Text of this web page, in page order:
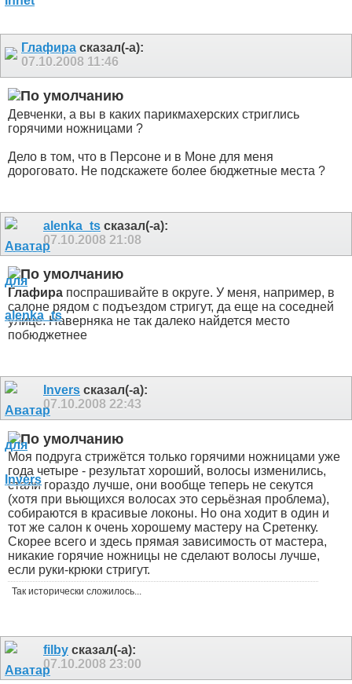
Глафира сказал(-а):
07.10.2008 11:46
Девченки, а вы в каких парикмахерских стриглись
горячими ножницами ?
Дело в том, что в Персоне и в Моне для меня
дороговато. Не подскажете более бюджетные места ?
alenka_ts сказал(-а):
07.10.2008 21:08
Глафира поспрашивайте в округе. У меня, например, в
салоне рядом с подъездом стригут, да еще на соседней
улице. Наверняка не так далеко найдется место
побюджетнее
Invers сказал(-а):
07.10.2008 22:43
Моя подруга стрижётся только горячими ножницами уже
года четыре - результат хороший, волосы изменились,
стали гораздо лучше, они вообще теперь не секутся
(хотя при вьющихся волосах это серьёзная проблема),
собираются в красивые локоны. Но она ходит в один и
тот же салон к очень хорошему мастеру на Сретенку.
Скорее всего и здесь прямая зависимость от мастера,
никакие горячие ножницы не сделают волосы лучше,
если руки-крюки стригут.
Так исторически сложилось...
filby сказал(-а):
07.10.2008 23:00